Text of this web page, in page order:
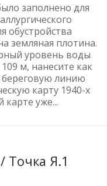
заполнено для
обустройства
земляная плотина.
уровень воды
м, нанесите как
линию
карту 1940-х
карте уже...
Точка Я.1